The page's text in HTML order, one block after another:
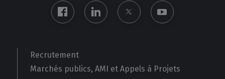
Recrutement
Marchés publics, AMI et Appels à Projets